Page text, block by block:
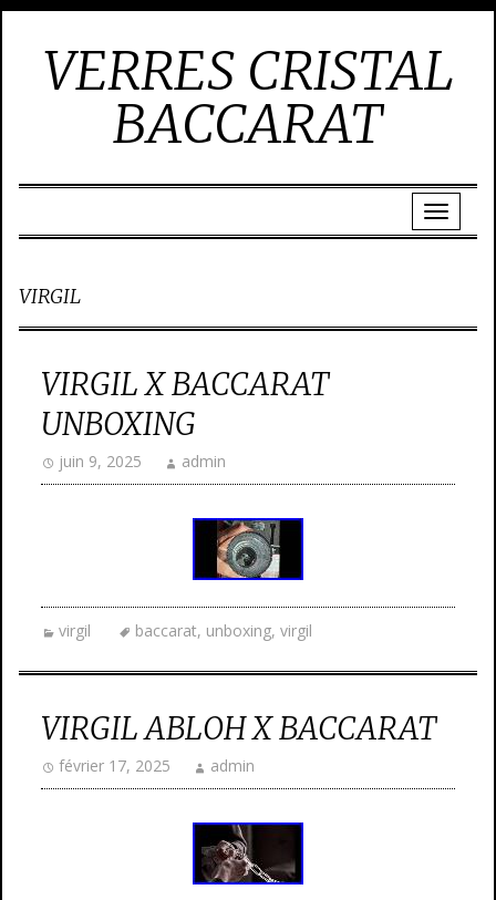
VERRES CRISTAL
BACCARAT
VIRGIL
VIRGIL X BACCARAT
UNBOXING
juin 9, 2025 admin
virgil baccarat, unboxing, virgil
VIRGIL ABLOH X BACCARAT
février 17, 2025 admin